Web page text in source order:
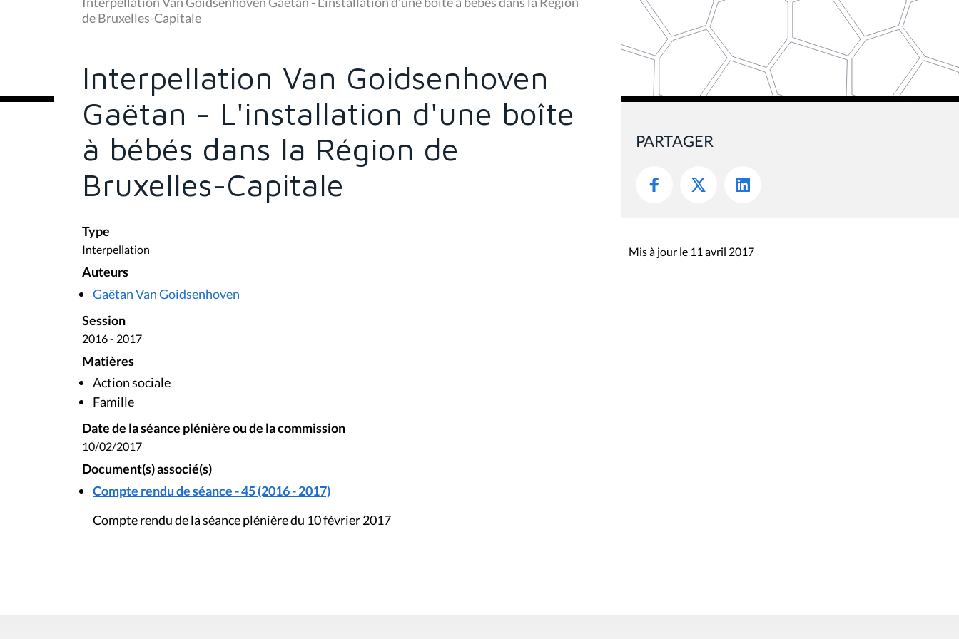
ê
:
de Bruxelles-Capitale
Interpellation Van Goidsenhoven
Gaëtan - L'installation d'une boîte
à bébés dans la Région de
Bruxelles-Capitale
Type
Interpellation
Auteurs
Gaëtan Van Goidsenhoven
Session
2016 - 2017
Matières
Action sociale
Famille
Date de la séance plénière ou de la commission
10/02/2017
Document(s) associé(s)
Compte rendu de séance - 45 (2016 - 2017)
Compte rendu de la séance plénière du 10 février 2017
PARTAGER
Mis à jour le 11 avril 2017